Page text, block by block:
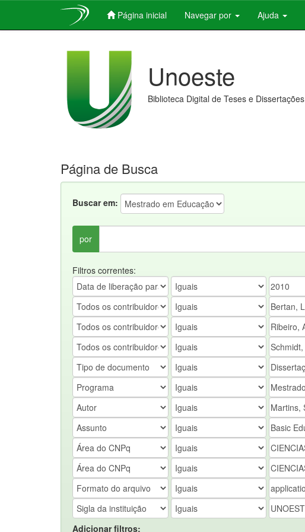
Página inicial Navegar por Ajuda
Unoeste
Biblioteca Digital de Teses e Dissertações
Página de Busca
Buscar em:
por
Filtros correntes:
Adicionar filtros: